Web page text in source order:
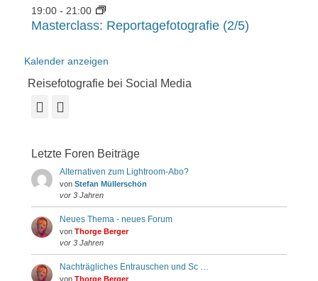
19:00 - 21:00
Masterclass: Reportagefotografie (2/5)
Kalender anzeigen
Reisefotografie bei Social Media
Facebook
Letzte Foren Beiträge
Alternativen zum Lightroom-Abo?
von Stefan Müllerschön
vor 3 Jahren
Neues Thema - neues Forum
von Thorge Berger
vor 3 Jahren
Nachträgliches Entrauschen und Sc …
von Thorge Berger